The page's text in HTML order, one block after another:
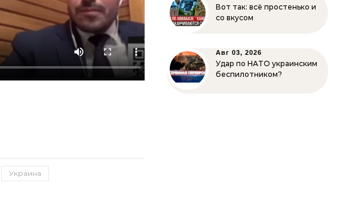
Украина
Вот так: всё простенько и
со вкусом
Авг 03, 2026
Удар по НАТО украинским
беспилотником?